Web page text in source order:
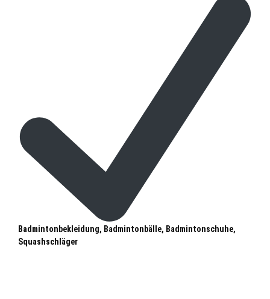
Badmintonbekleidung, Badmintonbälle, Badmintonschuhe,
Squashschläger